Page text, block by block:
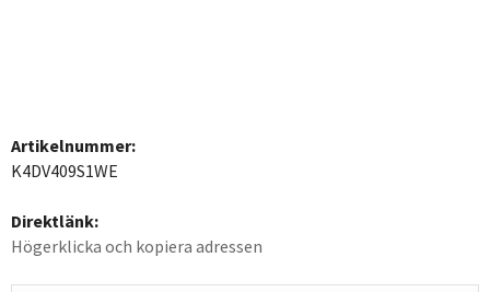
Artikelnummer:
K4DV409S1WE
Direktlänk:
Högerklicka och kopiera adressen